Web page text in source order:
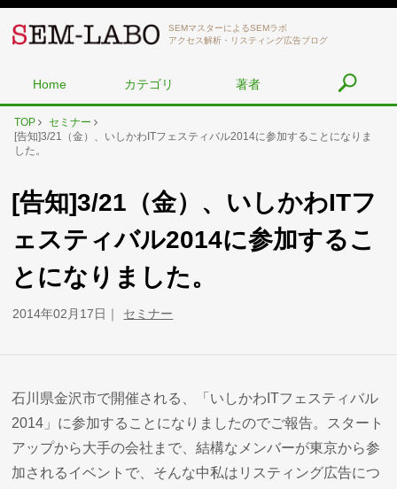
SEMマスターによるSEMラボ
アクセス解析・リスティング広告ブログ
Home カテゴリ 著者
TOP
セミナー
[告知]3/21（金）、いしかわITフェスティバル2014に参加することになりま
した。
[告知]3/21（金）、いしかわITフ
ェスティバル2014に参加するこ
とになりました。
2014年02月17日 セミナー
石川県金沢市で開催される、「いしかわITフェスティバル
2014」に参加することになりましたのでご報告。スタート
アップから大手の会社まで、結構なメンバーが東京から参
加されるイベントで、そんな中私はリスティング広告につ